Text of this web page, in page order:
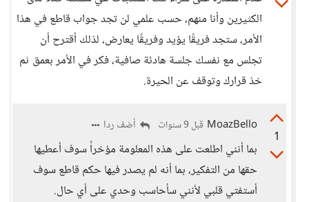
الكثيرين وأنا منهم، حسب علمي لن تجد جواب قاطع في هذا
الأمر، ستجد فريقًا يؤيد وفريقًا يعارض، لذلك أقترح أن
تجلس مع نفسك جلسة هادئة صافية، فكر في الأمر بعمق ثم
خذ قرارك وتوقف عن الحيرة.
1
MoazBello قبل 9 سنوات أضف ردا
بما أنني اطلعت على هذه المعلومة مؤخراً سوف أعطيها
حقها من التفكير، بما أنه لم يصدر فيها حكم قاطع سوف
أستفتي قلبي لأنني سأحاسب وحدي على أي حال.